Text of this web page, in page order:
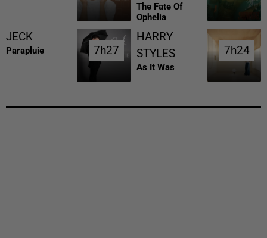
The Fate Of
Ophelia
JECK
Parapluie 7h27
7h27
HARRY
STYLES
As It Was
7h24
7h24